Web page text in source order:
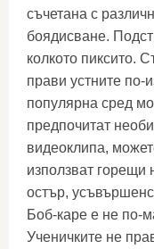
съчетана с
боядисване.
колкото пиксито.
прави устните по-
популярна сред
предпочитат
видеоклипа,
използват горещи
остър,
Боб-каре е не по-
Ученичките не